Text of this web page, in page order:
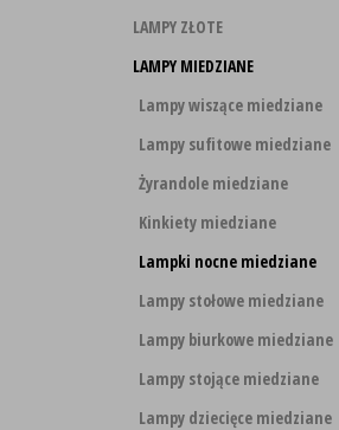
LAMPY ZŁOTE
LAMPY MIEDZIANE
Lampy wiszące miedziane
Lampy sufitowe miedziane
Żyrandole miedziane
Kinkiety miedziane
Lampki nocne miedziane
Lampy stołowe miedziane
Lampy biurkowe miedziane
Lampy stojące miedziane
Lampy dziecięce miedziane